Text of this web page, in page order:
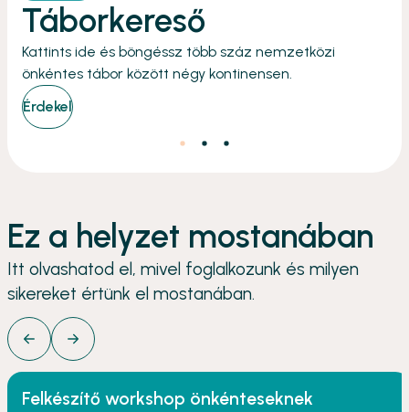
Táborkereső
Kattints ide és böngéssz több száz nemzetközi
önkéntes tábor között négy kontinensen.
Érdekel
Ez a helyzet mostanában
Itt olvashatod el, mivel foglalkozunk és milyen
sikereket értünk el mostanában.
Felkészítő workshop önkénteseknek